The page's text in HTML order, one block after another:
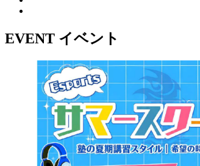
EVENT イベント